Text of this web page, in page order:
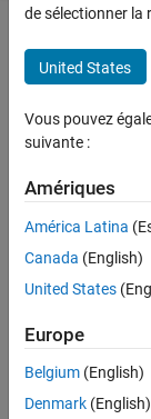
d’autres
offres
Senior
Software
Quality
Engineer
maintenant
Poste:
de sélectionner la
United States
Vous pouvez
suivante :
Amériques
América Latina
Canada (English)
United States
Europe
Belgium (English)
Denmark (English)